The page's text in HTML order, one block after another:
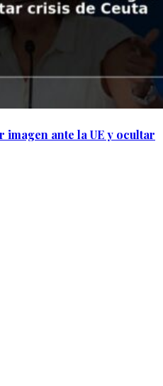
imagen ante la UE y ocultar